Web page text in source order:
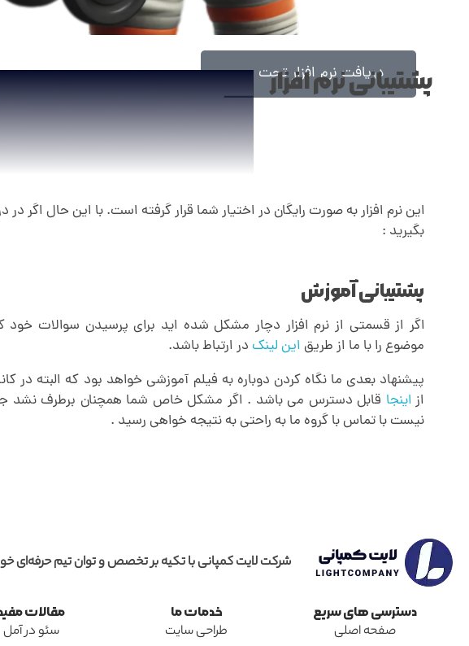
دریافت نرم افزار تحت وب
پشتیبانی نرم افزار
این نرم افزار به صورت رایگان در اختیار شما قرار گرفته است. با این حال
بگیرید :
پشتیبانی آموزش
اگر از قسمتی از نرم افزار دچار مشکل شده اید برای پرسیدن سوالات
موضوع را با ما از طریق این لینکدر ارتباط باشد.
پیشنهاد بعدی ما نگاه کردن دوباره به فیلم آموزشی خواهد بود که البته در
از اینجا قابل دسترس می باشد . اگر مشکل خاص شما همچنان برطرف نشد
نیست با تماس با گروه ما به راحتی به نتیجه خواهی رسید .
شرکت لایت کمپانی با تکیه بر تخصص و توان تیم
دسترسی های سریع
صفحه اصلی
خدمات ما
طراحی سایت
مقالات
سئو در آمل